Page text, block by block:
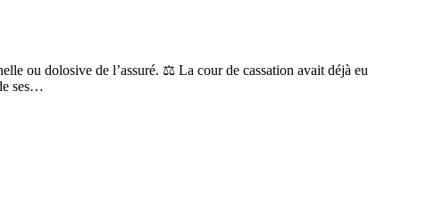
ou dolosive de l’assuré. ⚖️ La cour de cassation avait déjà eu
ses…